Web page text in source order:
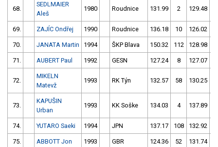
68.
SEDLMAIER
Aleš
1980 Roudnice 131.99 2 129.48
69. ZAJÍC Ondřej 1990 Roudnice 136.18 10 126.02
70. JANATA Martin 1994 ŠKP Blava 150.32 112 128.98
71. AUBERT Paul 1992 GESN 127.24 8 127.07
72.
MIKELN
Matevž
1993 RK Týn 132.57 58 130.25
73.
KAPUŠIN
Urban
1993 KK Soške 134.03 4 137.89
74. YUTARO Saeki 1994 JPN 137.17 108 132.92
75. ABBOTT Jon 1993 GBR 124.36 52 131.74